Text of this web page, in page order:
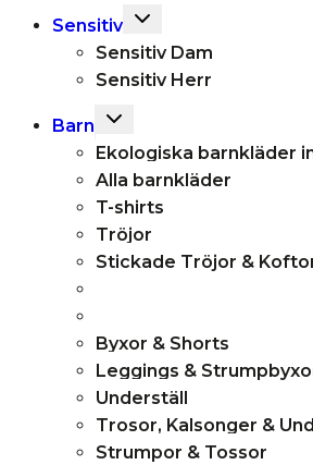
Sensitiv Toggle
child
menu
Sensitiv Dam
Sensitiv Herr
Barn
Toggle
menu
Ekologiska barnkläder
Alla barnkläder
T-shirts
Tröjor
Stickade Tröjor &
Byxor & Shorts
Leggings &
Underställ
Trosor, Kalsonger &
Strumpor & Tossor